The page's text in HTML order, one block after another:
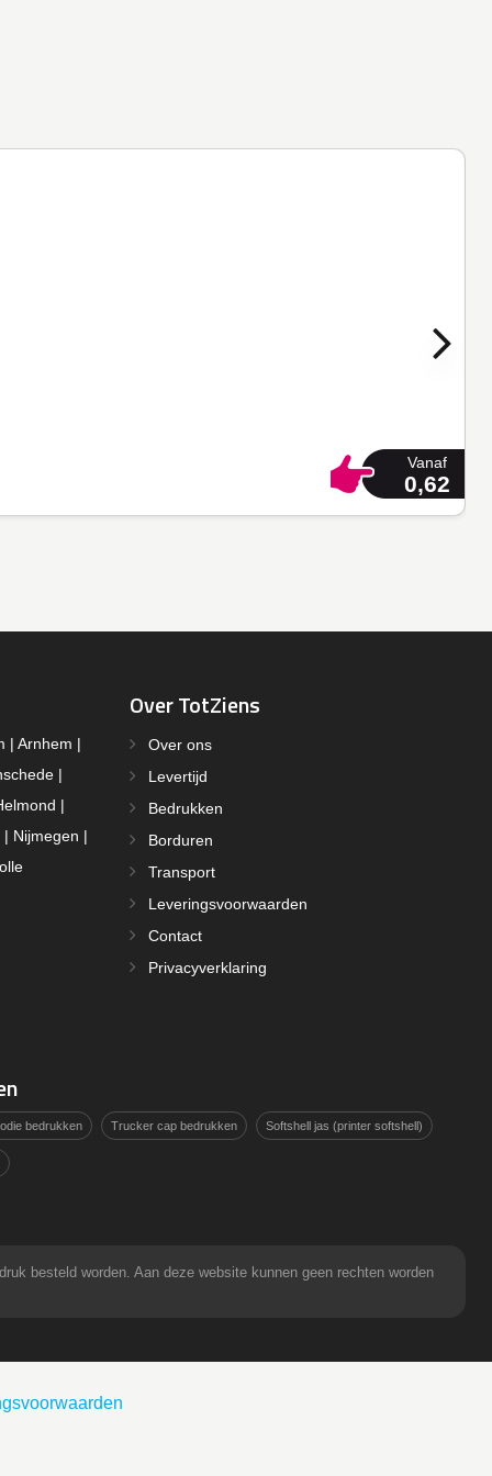
Vanaf
0,62
| Arnhem |
|
|
Nijmegen |
Over TotZiens
Over ons
Levertijd
Bedrukken
Borduren
Transport
Leveringsvoorwaarden
Contact
Privacyverklaring
bedrukken Trucker cap bedrukken Softshell jas (printer softshell)
besteld worden. Aan deze website kunnen geen rechten worden